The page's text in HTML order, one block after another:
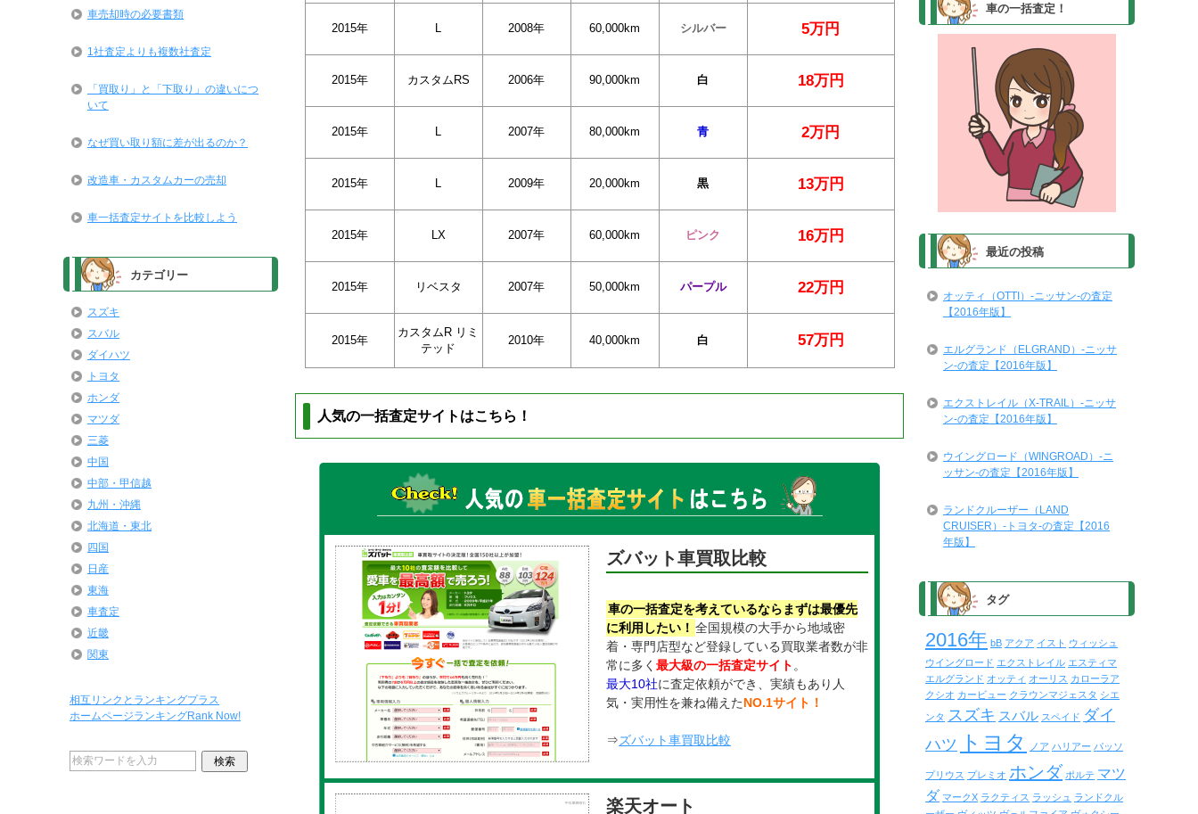
2015年 2008年 60,000km シルバー 5万円
2015年 カスタムRS 2006年 90,000km 白 18万円
2015年 2007年 80,000km 青 2万円
2015年 2009年 20,000km 黒 13万円
2015年 LX 2007年 60,000km ピンク 16万円
2015年 リベスタ 2007年 50,000km パープル 22万円
2015年
カスタムR リミ
テッド
2010年 40,000km 白 57万円
人気の一括査定サイトはこちら！
ズバット車買取比較
車の一括査定を考えているならまずは最優先
に利用したい！ 全国規模の大手から地域密
着・専門店型など登録している買取業者数が非
常に多く最大級の一括査定サイト。
最大10社に査定依頼ができ、実績もあり人
気・実用性を兼ね備えたNO.1サイト！
⇒ズバット車買取比較
楽天オート
車売却時の必要書類
1社査定よりも複数社査定
「買取り」と「下取り」の違いにつ
いて
なぜ買い取り額に差が出るのか？
改造車・カスタムカーの売却
車一括査定サイトを比較しよう
カテゴリー
スズキ
スバル
ダイハツ
トヨタ
ホンダ
マツダ
三菱
中国
中部・甲信越
九州・沖縄
北海道・東北
四国
日産
東海
車査定
近畿
関東
相互リンクとランキングプラス
ホームページランキングRank Now!
車の一括査定！
最近の投稿
オッティ（OTTI）-ニッサン-の査定
【2016年版】
エルグランド（ELGRAND）-ニッサ
ン-の査定【2016年版】
エクストレイル（X-TRAIL）-ニッサ
ン-の査定【2016年版】
ウイングロード（WINGROAD）-ニ
ッサン-の査定【2016年版】
ランドクルーザー（LAND
CRUISER）-トヨタ-の査定【2016
年版】
タグ
2016年 bB アクア イスト ウィッシュ
ウイングロード エクストレイル エスティマ
エルグランド オッティ オーリス カローラア
クシオ カービュー クラウンマジェスタ シエ
ンタ スズキ スバル スペイド ダイ
ハツ
トヨタ ノア ハリアー パッソ
プリウス プレミオ ホンダ ポルテ マツ
ダ マークX ラクティス ラッシュ ランドクル